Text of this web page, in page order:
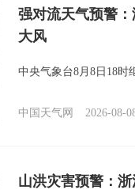
强对流天气预警
大风
中央气象台8月8日18时
中国天气网 2026-08-
山洪灾害预警：